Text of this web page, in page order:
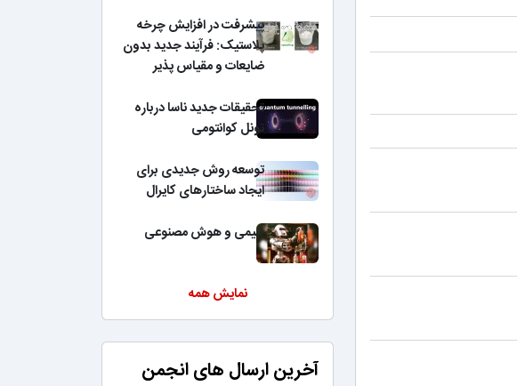
پیشرفت در افزایش چرخه
پلاستیک: فرآیند جدید بدون
ضایعات و مقیاس پذیر
تحقیقات جدید ناسا درباره
تونل کوانتومی
توسعه روش جدیدی برای
ایجاد ساختارهای کایرال
شیمی و هوش مصنوعی
نمایش همه
آخرین ارسال های انجمن